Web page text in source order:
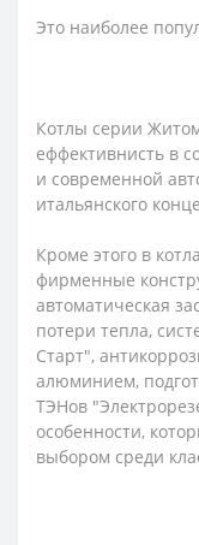
Это наиболее
Котлы серии
еффективнисть в
и современной
итальянского
Кроме этого в
фирменные
автоматическая
потери тепла,
Старт",
алюминием,
ТЭНов
особенности,
выбором среди